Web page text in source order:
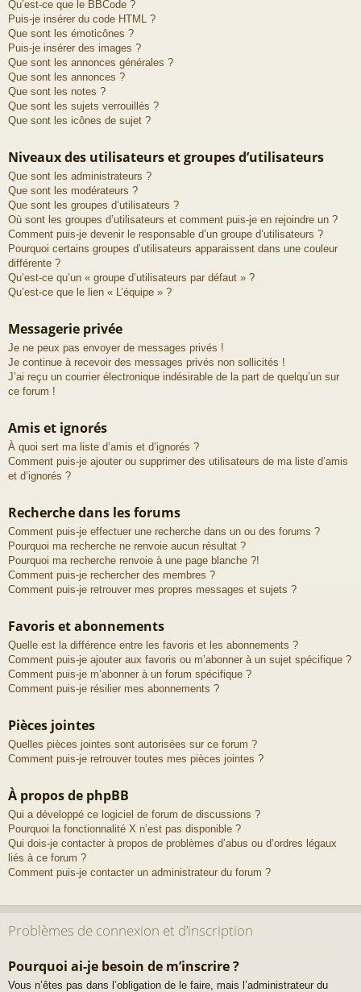
Qu’est-ce que le BBCode ?
Puis-je insérer du code HTML ?
Que sont les émoticônes ?
Puis-je insérer des images ?
Que sont les annonces générales ?
Que sont les annonces ?
Que sont les notes ?
Que sont les sujets verrouillés ?
Que sont les icônes de sujet ?
Niveaux des utilisateurs et groupes d’utilisateurs
Que sont les administrateurs ?
Que sont les modérateurs ?
Que sont les groupes d’utilisateurs ?
Où sont les groupes d’utilisateurs et comment puis-je en rejoindre un ?
Comment puis-je devenir le responsable d’un groupe d’utilisateurs ?
Pourquoi certains groupes d’utilisateurs apparaissent dans une couleur
différente ?
Qu’est-ce qu’un « groupe d’utilisateurs par défaut » ?
Qu’est-ce que le lien « L’équipe » ?
Messagerie privée
Je ne peux pas envoyer de messages privés !
Je continue à recevoir des messages privés non sollicités !
J’ai reçu un courrier électronique indésirable de la part de quelqu’un sur
ce forum !
Amis et ignorés
À quoi sert ma liste d’amis et d’ignorés ?
Comment puis-je ajouter ou supprimer des utilisateurs de ma liste d’amis
et d’ignorés ?
Recherche dans les forums
Comment puis-je effectuer une recherche dans un ou des forums ?
Pourquoi ma recherche ne renvoie aucun résultat ?
Pourquoi ma recherche renvoie à une page blanche ?!
Comment puis-je rechercher des membres ?
Comment puis-je retrouver mes propres messages et sujets ?
Favoris et abonnements
Quelle est la différence entre les favoris et les abonnements ?
Comment puis-je ajouter aux favoris ou m’abonner à un sujet spécifique ?
Comment puis-je m’abonner à un forum spécifique ?
Comment puis-je résilier mes abonnements ?
Pièces jointes
Quelles pièces jointes sont autorisées sur ce forum ?
Comment puis-je retrouver toutes mes pièces jointes ?
À propos de phpBB
Qui a développé ce logiciel de forum de discussions ?
Pourquoi la fonctionnalité X n’est pas disponible ?
Qui dois-je contacter à propos de problèmes d’abus ou d’ordres légaux
liés à ce forum ?
Comment puis-je contacter un administrateur du forum ?
Problèmes de connexion et d’inscription
Pourquoi ai-je besoin de m’inscrire ?
Vous n’êtes pas dans l’obligation de le faire, mais l’administrateur du